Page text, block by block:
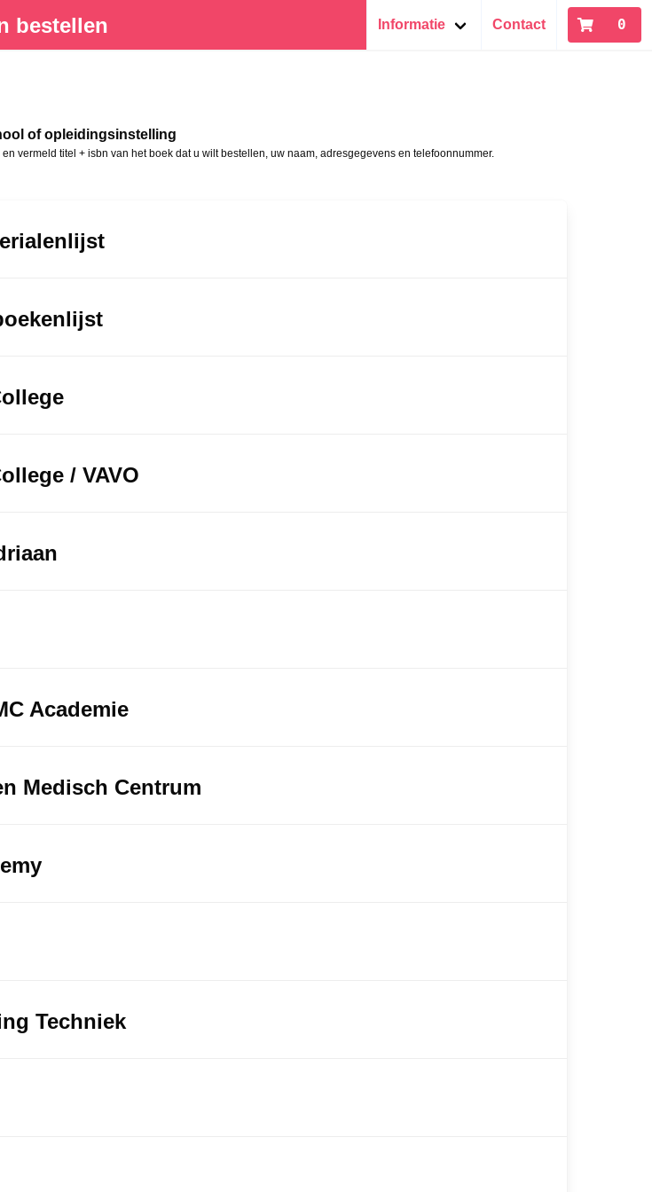
bestellen Informatie Contact 0
of opleidingsinstelling
vermeld titel + isbn van het boek dat u wilt bestellen, uw naam, adresgegevens en telefoonnummer.
/ VAVO
Academie
Medisch Centrum
Techniek